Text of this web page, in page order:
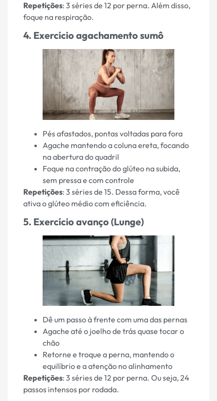
Repetições: 3 séries de 12 por perna. Além disso,
foque na respiração.
4. Exercício agachamento sumô
Pés afastados, pontas voltadas para fora
Agache mantendo a coluna ereta, focando
na abertura do quadril
Foque na contração do glúteo na subida,
sem pressa e com controle
Repetições: 3 séries de 15. Dessa forma, você
ativa o glúteo médio com eficiência.
5. Exercício avanço (Lunge)
Dê um passo à frente com uma das pernas
Agache até o joelho de trás quase tocar o
chão
Retorne e troque a perna, mantendo o
equilíbrio e a atenção no alinhamento
Repetições: 3 séries de 12 por perna. Ou seja, 24
passos intensos por rodada.